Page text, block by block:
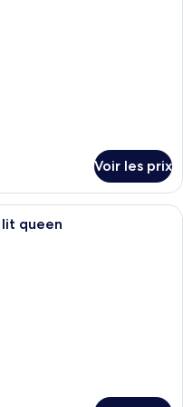
Voir les prix
Double, bain à remous, lit
lit queen